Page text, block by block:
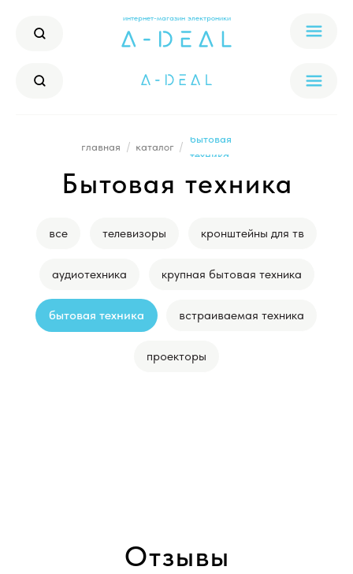
интернет-магазин электроники
Бытовая техника
главная каталог
/
бытовая
техника
/
все телевизоры кронштейны для тв
аудиотехника крупная бытовая техника
бытовая техника встраиваемая техника
проекторы
Отзывы